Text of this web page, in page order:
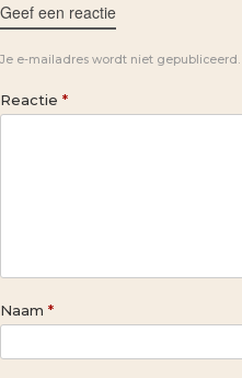
Geef een reactie
Je e-mailadres wordt niet gepubliceerd.
Reactie *
Naam *